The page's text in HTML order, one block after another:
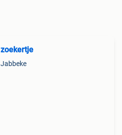
zoekertje
Jabbeke